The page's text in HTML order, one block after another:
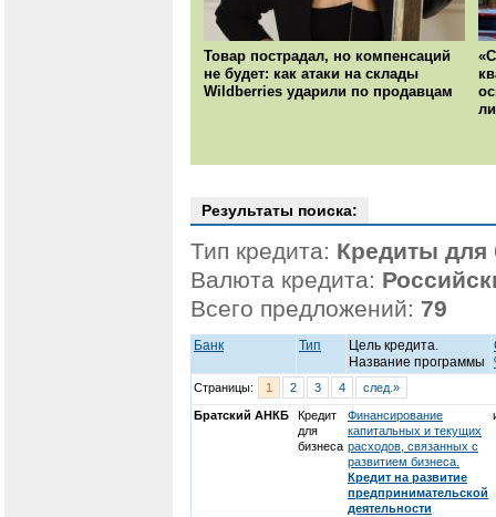
Товар пострадал, но компенсаций
не будет: как атаки на склады
Wildberries ударили по продавцам
Результаты поиска:
Тип кредита: Кредиты для
Валюта кредита:
Всего предложений: 79
Банк Тип
Цель кредита.
Название программы
Страницы: 1 2 3 4 след.»
Братский АНКБ
Кредит
для
бизнеса
Финансирование
капитальных и текущих
расходов, связанных с
развитием бизнеса.
Кредит на развитие
предпринимательской
деятельности